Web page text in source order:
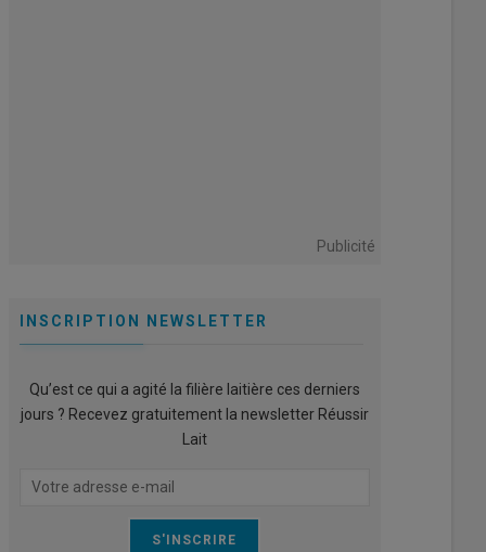
Publicité
INSCRIPTION NEWSLETTER
Qu’est ce qui a agité la filière laitière ces derniers
jours ? Recevez gratuitement la newsletter Réussir
Lait